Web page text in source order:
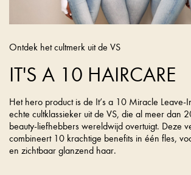
Ontdek het cultmerk uit de VS
IT'S A 10 HAIRCARE
Het hero product is de It’s a 10 Miracle Leave-
echte cultklassieker uit de VS, die al meer dan
beauty-liefhebbers wereldwijd overtuigt. Deze
combineert 10 krachtige benefits in één fles,
en zichtbaar glanzend haar.